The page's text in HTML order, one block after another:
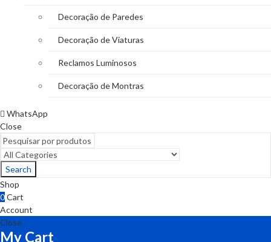
Decoração de Paredes
Decoração de Viaturas
Reclamos Luminosos
Decoração de Montras
WhatsApp
Close
Search
Shop
0Cart
Account
Close
My Cart